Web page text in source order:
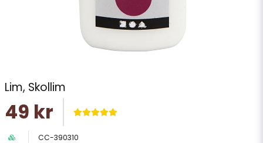
Lim, Skollim
49 kr
CC-390310